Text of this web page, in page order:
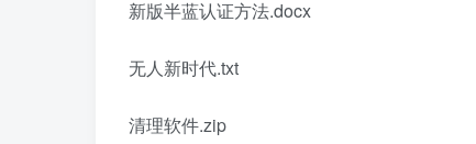
新版半蓝认证方法.docx
无人新时代.txt
清理软件.zip